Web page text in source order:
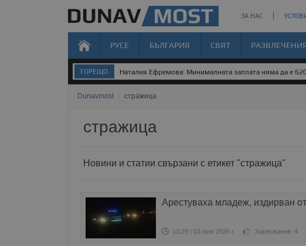
ЗА НАС
РУСЕ БЪЛГАРИЯ СВЯТ
ГОРЕЩО Наталия Ефремова: Минималната заплата няма да е
Dunavmost стражица
стражица
Новини и статии свързани с етикет "стражица"
Арестуваха младеж, издирван
13:29 | 03 юни 2026 г. Харесвания: 4